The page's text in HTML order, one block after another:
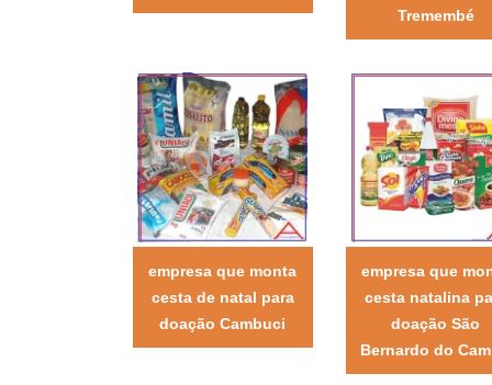
Tremembé
empresa que monta
cesta de natal para
doação Cambuci
empresa que
cesta natalina
doação São
Bernardo do